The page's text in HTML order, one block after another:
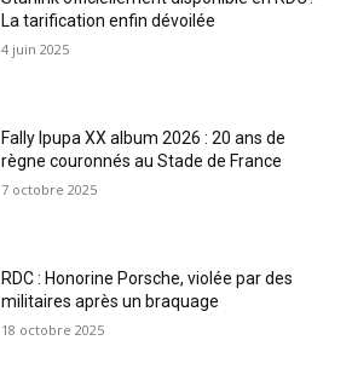
La tarification enfin dévoilée
4 juin 2025
Fally Ipupa XX album 2026 : 20 ans de
règne couronnés au Stade de France
7 octobre 2025
RDC : Honorine Porsche, violée par des
militaires après un braquage
18 octobre 2025